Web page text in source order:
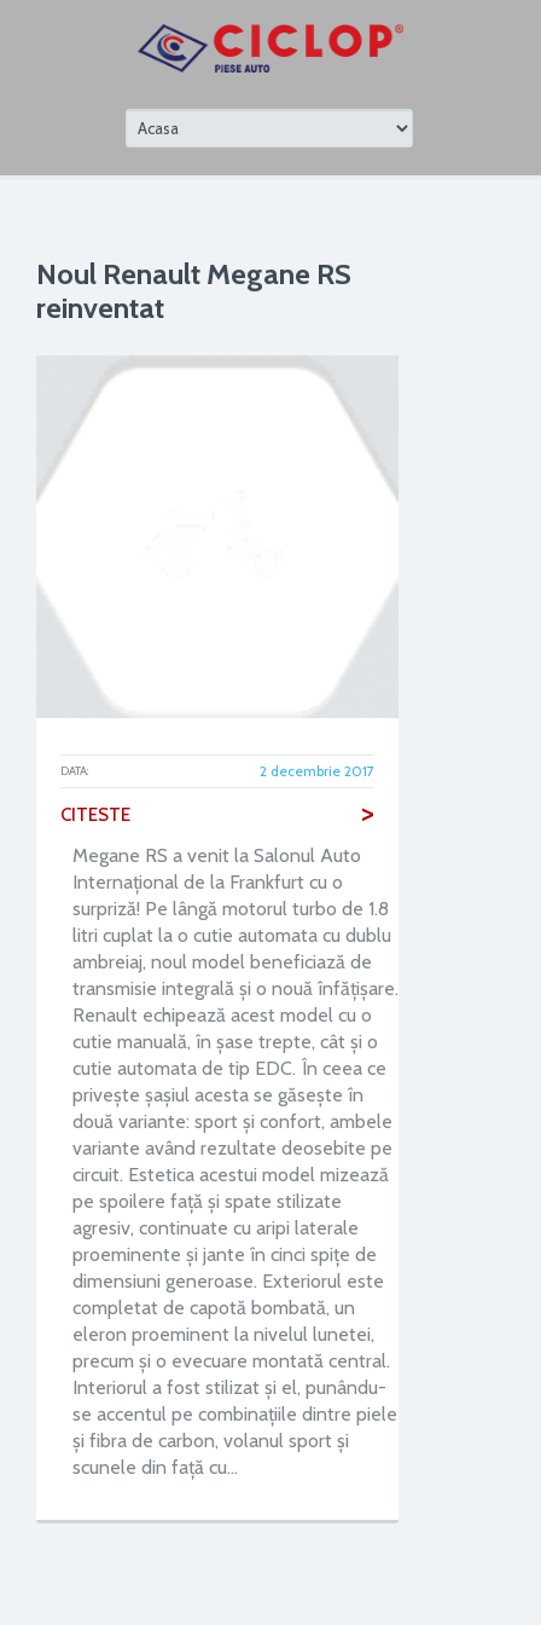
Noul Renault Megane RS
reinventat
DATA: 2 decembrie 2017
CITESTE >
Megane RS a venit la Salonul Auto
Internațional de la Frankfurt cu o
surpriză! Pe lângă motorul turbo de 1.8
litri cuplat la o cutie automata cu dublu
ambreiaj, noul model beneficiază de
transmisie integrală și o nouă înfățișare.
Renault echipează acest model cu o
cutie manuală, în șase trepte, cât și o
cutie automata de tip EDC. În ceea ce
privește șașiul acesta se găsește în
două variante: sport și confort, ambele
variante având rezultate deosebite pe
circuit. Estetica acestui model mizează
pe spoilere față și spate stilizate
agresiv, continuate cu aripi laterale
proeminente și jante în cinci spițe de
dimensiuni generoase. Exteriorul este
completat de capotă bombată, un
eleron proeminent la nivelul lunetei,
precum și o evecuare montată central.
Interiorul a fost stilizat și el, punându-
se accentul pe combinațiile dintre piele
și fibra de carbon, volanul sport și
scunele din față cu…